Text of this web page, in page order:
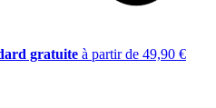
gratuite à partir de 49,90 €